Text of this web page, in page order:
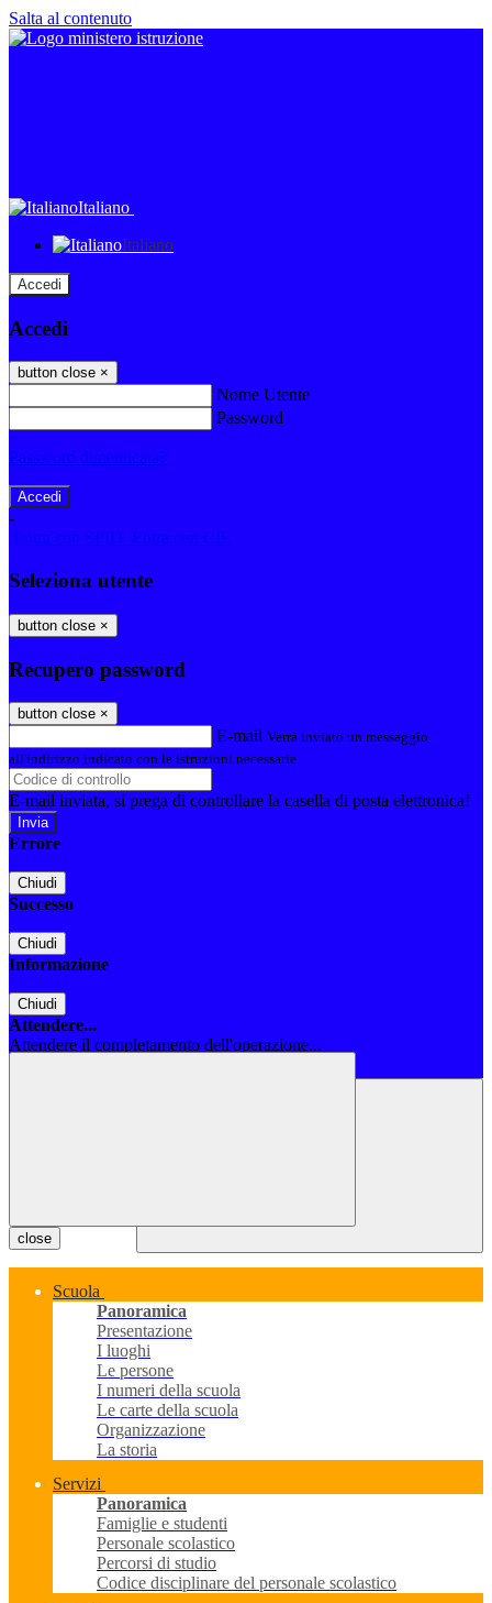
Salta al contenuto
Italiano
Italiano
Accedi
Accedi
button close ×
Nome Utente
Password
Password dimenticata?
-
Entra con SPID
Entra con CIE
Seleziona utente
button close ×
Recupero password
button close ×
E-mail Verrà inviato un messaggio
all'indirizzo indicato con le istruzioni necessarie.
E-mail inviata, si prega di controllare la casella di posta elettronica!
Errore
Chiudi
Successo
Chiudi
Informazione
Chiudi
Attendere...
Attendere il completamento dell'operazione...
close
Scuola
Panoramica
Presentazione
I luoghi
Le persone
I numeri della scuola
Le carte della scuola
Organizzazione
La storia
Servizi
Panoramica
Famiglie e studenti
Personale scolastico
Percorsi di studio
Codice disciplinare del personale scolastico